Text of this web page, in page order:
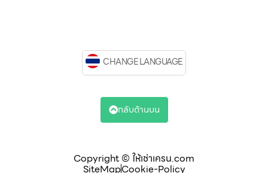
Copyright © ให้เช่าเครน.com
SiteMapCookie-Policy
CHANGE LANGUAGE
กลับด้านบน